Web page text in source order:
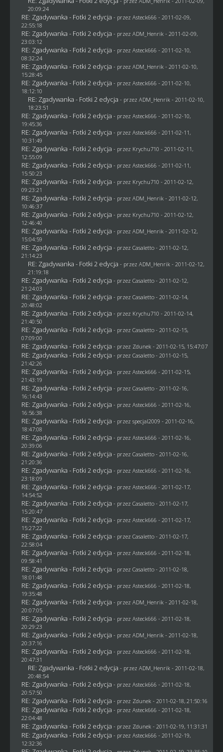
20:09:24
RE: Zgadywanka - Fotki 2 edycja - przez Asteck666 - 2011-02-09,
22:55:18
RE: Zgadywanka - Fotki 2 edycja - przez ADM_Henrik - 2011-02-09,
23:03:12
RE: Zgadywanka - Fotki 2 edycja - przez Asteck666 - 2011-02-10,
08:32:24
RE: Zgadywanka - Fotki 2 edycja - przez ADM_Henrik - 2011-02-10,
15:28:45
RE: Zgadywanka - Fotki 2 edycja - przez Asteck666 - 2011-02-10,
18:12:10
RE: Zgadywanka - Fotki 2 edycja - przez ADM_Henrik - 2011-02-10,
18:23:51
RE: Zgadywanka - Fotki 2 edycja - przez Asteck666 - 2011-02-10,
19:45:36
RE: Zgadywanka - Fotki 2 edycja - przez Asteck666 - 2011-02-11,
10:31:49
RE: Zgadywanka - Fotki 2 edycja - przez Krychu710 - 2011-02-11,
12:55:09
RE: Zgadywanka - Fotki 2 edycja - przez Asteck666 - 2011-02-11,
15:50:23
RE: Zgadywanka - Fotki 2 edycja - przez Krychu710 - 2011-02-12,
09:23:21
RE: Zgadywanka - Fotki 2 edycja - przez ADM_Henrik - 2011-02-12,
10:46:37
RE: Zgadywanka - Fotki 2 edycja - przez Krychu710 - 2011-02-12,
12:46:40
RE: Zgadywanka - Fotki 2 edycja - przez ADM_Henrik - 2011-02-12,
15:04:59
RE: Zgadywanka - Fotki 2 edycja - przez Casaletto- 2011-02-12,
21:14:23
RE: Zgadywanka - Fotki 2 edycja - przez ADM_Henrik - 2011-02-12,
21:19:18
RE: Zgadywanka - Fotki 2 edycja - przez Casaletto- 2011-02-12,
21:24:03
RE: Zgadywanka - Fotki 2 edycja - przez Casaletto- 2011-02-14,
20:48:02
RE: Zgadywanka - Fotki 2 edycja - przez Krychu710 - 2011-02-14,
21:40:50
RE: Zgadywanka - Fotki 2 edycja - przez Casaletto- 2011-02-15,
07:09:00
RE: Zgadywanka - Fotki 2 edycja - przez Zdunek - 2011-02-15, 15:47:07
RE: Zgadywanka - Fotki 2 edycja - przez Casaletto- 2011-02-15,
21:42:26
RE: Zgadywanka - Fotki 2 edycja - przez Asteck666 - 2011-02-15,
21:43:19
RE: Zgadywanka - Fotki 2 edycja - przez Casaletto- 2011-02-16,
16:14:43
RE: Zgadywanka - Fotki 2 edycja - przez Asteck666 - 2011-02-16,
16:56:38
RE: Zgadywanka - Fotki 2 edycja - przez specjal2009 - 2011-02-16,
18:47:08
RE: Zgadywanka - Fotki 2 edycja - przez Asteck666 - 2011-02-16,
20:39:06
RE: Zgadywanka - Fotki 2 edycja - przez Casaletto- 2011-02-16,
21:20:36
RE: Zgadywanka - Fotki 2 edycja - przez Asteck666 - 2011-02-16,
23:18:09
RE: Zgadywanka - Fotki 2 edycja - przez Asteck666 - 2011-02-17,
14:54:52
RE: Zgadywanka - Fotki 2 edycja - przez Casaletto- 2011-02-17,
15:20:47
RE: Zgadywanka - Fotki 2 edycja - przez Asteck666 - 2011-02-17,
15:27:22
RE: Zgadywanka - Fotki 2 edycja - przez Casaletto- 2011-02-17,
22:58:04
RE: Zgadywanka - Fotki 2 edycja - przez Asteck666 - 2011-02-18,
09:58:41
RE: Zgadywanka - Fotki 2 edycja - przez Casaletto- 2011-02-18,
18:01:48
RE: Zgadywanka - Fotki 2 edycja - przez Asteck666 - 2011-02-18,
19:35:48
RE: Zgadywanka - Fotki 2 edycja - przez ADM_Henrik - 2011-02-18,
20:07:05
RE: Zgadywanka - Fotki 2 edycja - przez Asteck666 - 2011-02-18,
20:29:23
RE: Zgadywanka - Fotki 2 edycja - przez ADM_Henrik - 2011-02-18,
20:37:16
RE: Zgadywanka - Fotki 2 edycja - przez Asteck666 - 2011-02-18,
20:47:31
RE: Zgadywanka - Fotki 2 edycja - przez ADM_Henrik - 2011-02-18,
20:48:54
RE: Zgadywanka - Fotki 2 edycja - przez Asteck666 - 2011-02-18,
20:57:50
RE: Zgadywanka - Fotki 2 edycja - przez Zdunek - 2011-02-18, 21:50:16
RE: Zgadywanka - Fotki 2 edycja - przez Asteck666 - 2011-02-18,
22:04:48
RE: Zgadywanka - Fotki 2 edycja - przez Zdunek - 2011-02-19, 11:31:31
RE: Zgadywanka - Fotki 2 edycja - przez Asteck666 - 2011-02-19,
12:32:36